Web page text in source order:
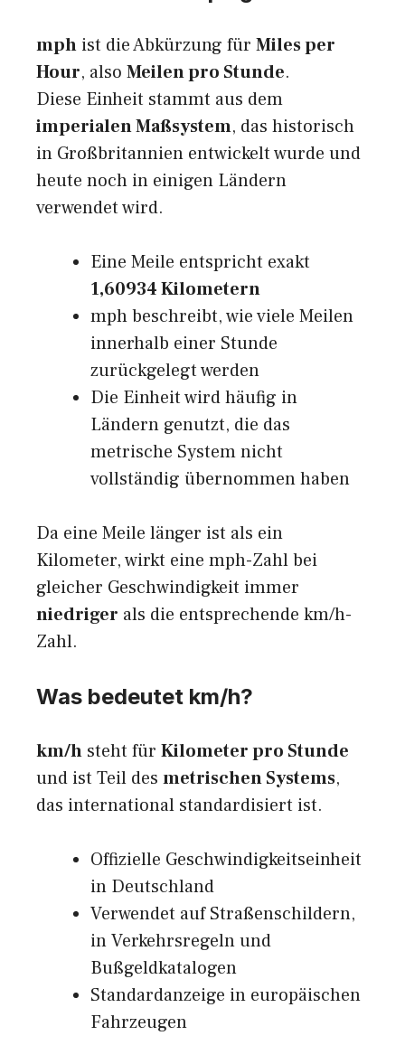
mph ist die Abkürzung für Miles per
Hour, also Meilen pro Stunde.
Diese Einheit stammt aus dem
imperialen Maßsystem, das historisch
in Großbritannien entwickelt wurde und
heute noch in einigen Ländern
verwendet wird.
Eine Meile entspricht exakt
1,60934 Kilometern
mph beschreibt, wie viele Meilen
innerhalb einer Stunde
zurückgelegt werden
Die Einheit wird häufig in
Ländern genutzt, die das
metrische System nicht
vollständig übernommen haben
Da eine Meile länger ist als ein
Kilometer, wirkt eine mph-Zahl bei
gleicher Geschwindigkeit immer
niedriger als die entsprechende km/h-
Zahl.
Was bedeutet km/h?
km/h steht für Kilometer pro Stunde
und ist Teil des metrischen Systems,
das international standardisiert ist.
Offizielle Geschwindigkeitseinheit
in Deutschland
Verwendet auf Straßenschildern,
in Verkehrsregeln und
Bußgeldkatalogen
Standardanzeige in europäischen
Fahrzeugen